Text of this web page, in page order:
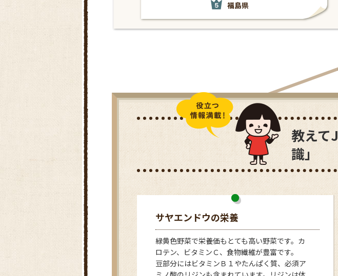
福島県
教えて
識」
サヤエンドウの栄養
緑黄色野菜で栄養価もとても高い野菜です。カ
ロテン、ビタミンＣ、食物繊維が豊富です。
豆部分にはビタミンＢ１やたんぱく質、必須ア